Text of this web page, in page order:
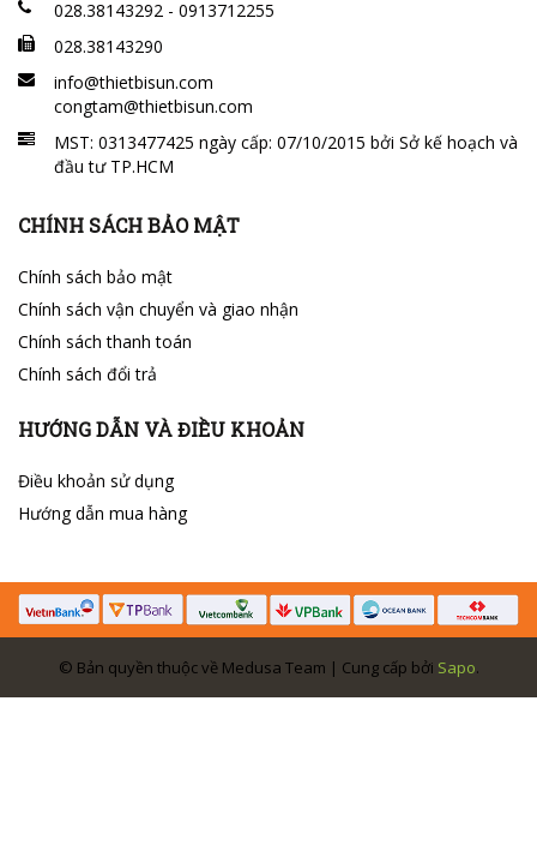
028.38143292 - 0913712255
028.38143290
info@thietbisun.com
congtam@thietbisun.com
MST: 0313477425 ngày cấp: 07/10/2015 bởi Sở kế hoạch và
đầu tư TP.HCM
CHÍNH SÁCH BẢO MẬT
Chính sách bảo mật
Chính sách vận chuyển và giao nhận
Chính sách thanh toán
Chính sách đổi trả
HƯỚNG DẪN VÀ ĐIỀU KHOẢN
Điều khoản sử dụng
Hướng dẫn mua hàng
© Bản quyền thuộc về Medusa Team | Cung cấp bởi Sapo.